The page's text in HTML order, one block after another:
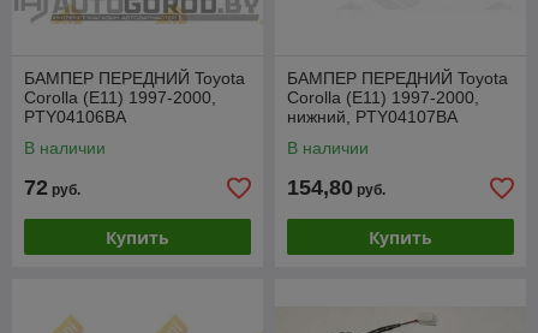
БАМПЕР ПЕРЕДНИЙ Toyota
Corolla (E11) 1997-2000,
PTY04106BA
В наличии
72 руб.
Купить
БАМПЕР ПЕРЕДНИЙ Toyota
Corolla (E11) 1997-2000,
нижний, PTY04107BA
В наличии
154,80 руб.
Купить